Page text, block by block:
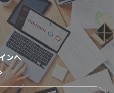
ンへ